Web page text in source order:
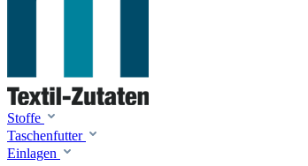
Stoffe
Taschenfutter
Einlagen